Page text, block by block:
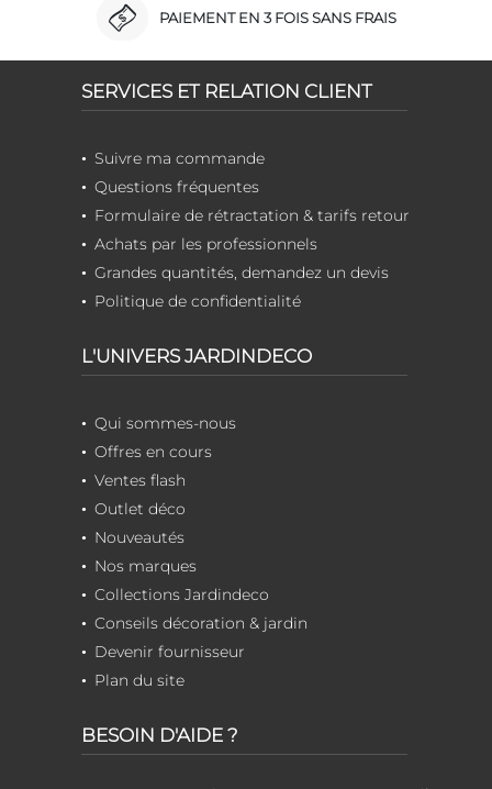
PAIEMENT EN 3 FOIS SANS FRAIS
SERVICES ET RELATION CLIENT
Suivre ma commande
Questions fréquentes
Formulaire de rétractation & tarifs retour
Achats par les professionnels
Grandes quantités, demandez un devis
Politique de confidentialité
L'UNIVERS JARDINDECO
Qui sommes-nous
Offres en cours
Ventes flash
Outlet déco
Nouveautés
Nos marques
Collections Jardindeco
Conseils décoration & jardin
Devenir fournisseur
Plan du site
BESOIN D'AIDE ?